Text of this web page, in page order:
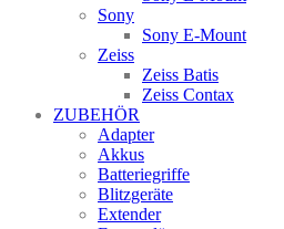
Sony
Sony E-Mount
Zeiss
Zeiss Batis
Zeiss Contax
ZUBEHÖR
Adapter
Akkus
Batteriegriffe
Blitzgeräte
Extender